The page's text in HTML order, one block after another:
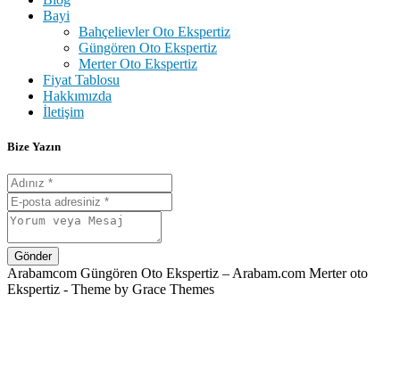
Bayi
Bahçelievler Oto Ekspertiz
Güngören Oto Ekspertiz
Merter Oto Ekspertiz
Fiyat Tablosu
Hakkımızda
İletişim
Bize Yazın
Gönder
Arabamcom Güngören Oto Ekspertiz – Arabam.com Merter oto
Ekspertiz - Theme by Grace Themes